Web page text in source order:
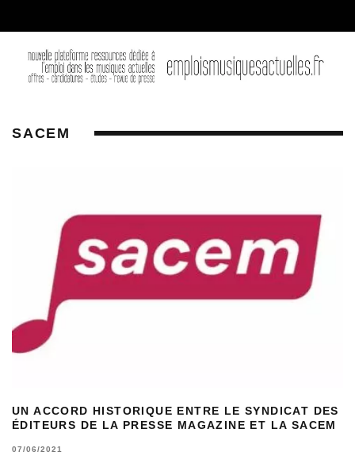
SACEM
UN ACCORD HISTORIQUE ENTRE LE SYNDICAT DES
ÉDITEURS DE LA PRESSE MAGAZINE ET LA SACEM
07/06/2021